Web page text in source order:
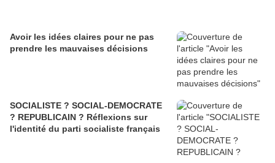
Avoir les idées claires pour ne pas
prendre les mauvaises décisions
SOCIALISTE ? SOCIAL-DEMOCRATE
? REPUBLICAIN ? Réflexions sur
l'identité du parti socialiste français